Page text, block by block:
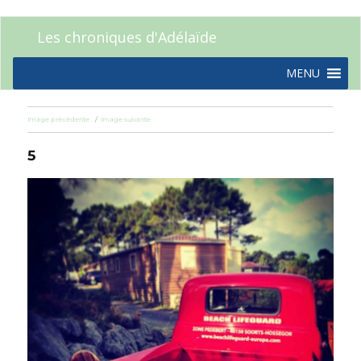
Les chroniques d'Adélaïde
MENU
Image précédente Image suivante
5